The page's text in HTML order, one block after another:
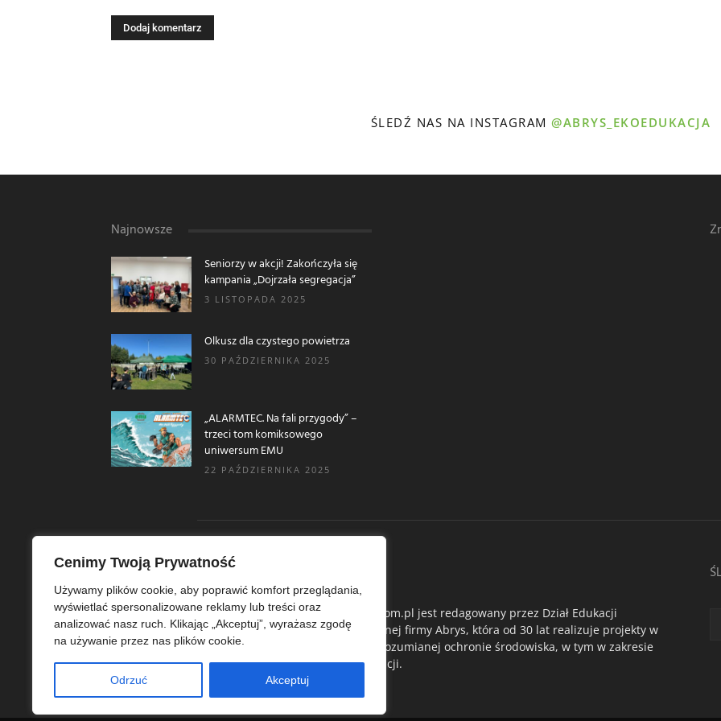
Cenimy Twoją Prywatność
Używamy plików cookie, aby poprawić komfort przeglądania,
wyświetlać spersonalizowane reklamy lub treści oraz
analizować nasz ruch. Klikając „Akceptuj”, wyrażasz zgodę
na używanie przez nas plików cookie.
Odrzuć Akceptuj
ŚLEDŹ NAS NA INSTAGRAM@ABRYS_EKOEDUKACJA
Najnowsze
Seniorzy w akcji! Zakończyła się
kampania „Dojrzała segregacja”
3 LISTOPADA 2025
Olkusz dla czystego powietrza
30 PAŹDZIERNIKA 2025
„ALARMTEC. Na fali przygody” –
trzeci tom komiksowego
uniwersum EMU
22 PAŹDZIERNIKA 2025
Ekoedu.com.pl jest redagowany przez Dział Edukacji
Ekologicznej firmy Abrys, która od 30 lat realizuje projekty w
szeroko rozumianej ochronie środowiska, w tym w zakresie
ekoedukacji.